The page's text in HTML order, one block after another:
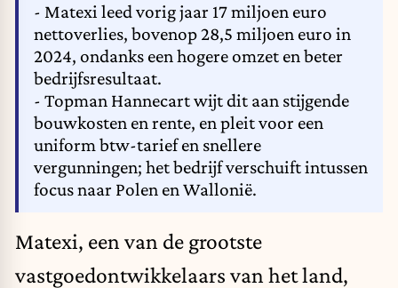
- Matexi leed vorig jaar 17 miljoen euro
nettoverlies, bovenop 28,5 miljoen euro in
2024, ondanks een hogere omzet en beter
bedrijfsresultaat.
- Topman Hannecart wijt dit aan stijgende
bouwkosten en rente, en pleit voor een
uniform btw-tarief en snellere
vergunningen; het bedrijf verschuift intussen
focus naar Polen en Wallonië.
Matexi, een van de grootste
vastgoedontwikkelaars van het land,